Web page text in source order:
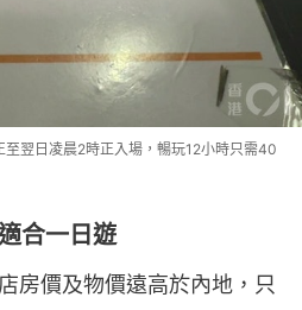
翌日凌晨2時正入場，暢玩12小時只需40
合一日遊
房價及物價遠高於內地，只